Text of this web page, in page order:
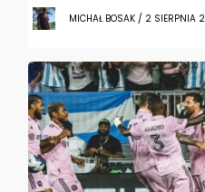
MICHAŁ BOSAK / 2 SIERPNIA